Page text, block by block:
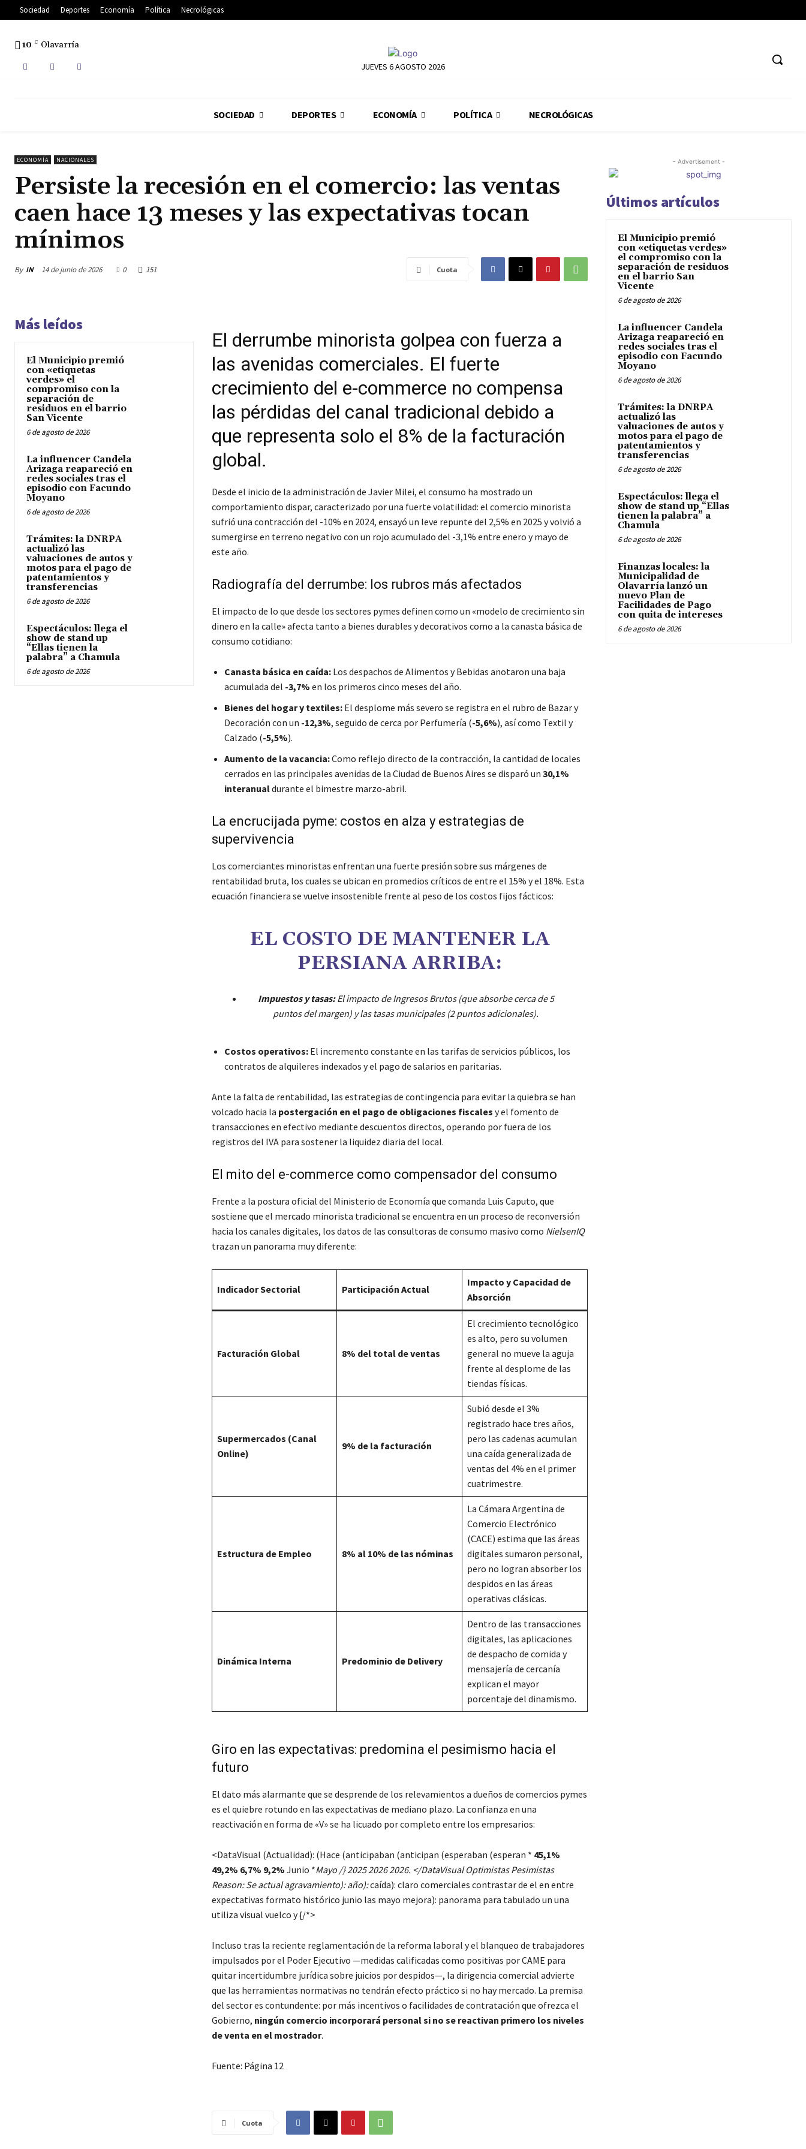
Sociedad Deportes Economía Política Necrológicas
10 C Olavarría
JUEVES 6 AGOSTO 2026
SOCIEDAD DEPORTES ECONOMÍA POLÍTICA NECROLÓGICAS
ECONOMÍA NACIONALES
Persiste la recesión en el comercio: las ventas
caen hace 13 meses y las expectativas tocan
mínimos
By IN 14 de junio de 2026 0 151 Cuota
Más leídos
El Municipio premió
con «etiquetas
verdes» el
compromiso con la
separación de
residuos en el barrio
San Vicente
6 de agosto de 2026
La influencer Candela
Arizaga reapareció en
redes sociales tras el
episodio con Facundo
Moyano
6 de agosto de 2026
Trámites: la DNRPA
actualizó las
valuaciones de autos y
motos para el pago de
patentamientos y
transferencias
6 de agosto de 2026
Espectáculos: llega el
show de stand up
“Ellas tienen la
palabra” a Chamula
6 de agosto de 2026
El derrumbe minorista golpea con fuerza a
las avenidas comerciales. El fuerte
crecimiento del e-commerce no compensa
las pérdidas del canal tradicional debido a
que representa solo el 8% de la facturación
global.
Desde el inicio de la administración de Javier Milei, el consumo ha mostrado un
comportamiento dispar, caracterizado por una fuerte volatilidad: el comercio minorista
sufrió una contracción del -10% en 2024, ensayó un leve repunte del 2,5% en 2025 y volvió a
sumergirse en terreno negativo con un rojo acumulado del -3,1% entre enero y mayo de
este año.
Radiografía del derrumbe: los rubros más afectados
El impacto de lo que desde los sectores pymes definen como un «modelo de crecimiento sin
dinero en la calle» afecta tanto a bienes durables y decorativos como a la canasta básica de
consumo cotidiano:
Canasta básica en caída:Los despachos de Alimentos y Bebidas anotaron una baja
acumulada del -3,7% en los primeros cinco meses del año.
Bienes del hogar y textiles:El desplome más severo se registra en el rubro de Bazar y
Decoración con un -12,3%, seguido de cerca por Perfumería (-5,6%), así como Textil y
Calzado (-5,5%).
Aumento de la vacancia:Como reflejo directo de la contracción, la cantidad de locales
cerrados en las principales avenidas de la Ciudad de Buenos Aires se disparó un 30,1%
interanualdurante el bimestre marzo-abril.
La encrucijada pyme: costos en alza y estrategias de
supervivencia
Los comerciantes minoristas enfrentan una fuerte presión sobre sus márgenes de
rentabilidad bruta, los cuales se ubican en promedios críticos de entre el 15% y el 18%. Esta
ecuación financiera se vuelve insostenible frente al peso de los costos fijos fácticos:
EL COSTO DE MANTENER LA
PERSIANA ARRIBA:
Impuestos y tasas:El impacto de Ingresos Brutos (que absorbe cerca de 5
puntos del margen) y las tasas municipales (2 puntos adicionales).
Costos operativos:El incremento constante en las tarifas de servicios públicos, los
contratos de alquileres indexados y el pago de salarios en paritarias.
Ante la falta de rentabilidad, las estrategias de contingencia para evitar la quiebra se han
volcado hacia la postergación en el pago de obligaciones fiscales y el fomento de
transacciones en efectivo mediante descuentos directos, operando por fuera de los
registros del IVA para sostener la liquidez diaria del local.
El mito del e-commerce como compensador del consumo
Frente a la postura oficial del Ministerio de Economía que comanda Luis Caputo, que
sostiene que el mercado minorista tradicional se encuentra en un proceso de reconversión
hacia los canales digitales, los datos de las consultoras de consumo masivo como NielsenIQ
trazan un panorama muy diferente:
Indicador Sectorial Participación Actual
Impacto y Capacidad de
Absorción
Facturación Global 8% del total de ventas
El crecimiento tecnológico
es alto, pero su volumen
general no mueve la aguja
frente al desplome de las
tiendas físicas.
Supermercados (Canal
Online)
9% de la facturación
Subió desde el 3%
registrado hace tres años,
pero las cadenas acumulan
una caída generalizada de
ventas del 4% en el primer
cuatrimestre.
Estructura de Empleo 8% al 10% de las nóminas
La Cámara Argentina de
Comercio Electrónico
(CACE) estima que las áreas
digitales sumaron personal,
pero no logran absorber los
despidos en las áreas
operativas clásicas.
Dinámica Interna Predominio de Delivery
Dentro de las transacciones
digitales, las aplicaciones
de despacho de comida y
mensajería de cercanía
explican el mayor
porcentaje del dinamismo.
Giro en las expectativas: predomina el pesimismo hacia el
futuro
El dato más alarmante que se desprende de los relevamientos a dueños de comercios pymes
es el quiebre rotundo en las expectativas de mediano plazo. La confianza en una
reactivación en forma de «V» se ha licuado por completo entre los empresarios:
<DataVisual (Actualidad): (Hace (anticipaban (anticipan (esperaban (esperan * 45,1%
49,2% 6,7% 9,2% Junio *Mayo /} 2025 2026 2026. </DataVisual Optimistas Pesimistas
Reason: Se actual agravamiento): año):caída): claro comerciales contrastar de el en entre
expectativas formato histórico junio las mayo mejora): panorama para tabulado un una
utiliza visual vuelco y {/*>
Incluso tras la reciente reglamentación de la reforma laboral y el blanqueo de trabajadores
impulsados por el Poder Ejecutivo —medidas calificadas como positivas por CAME para
quitar incertidumbre jurídica sobre juicios por despidos—, la dirigencia comercial advierte
que las herramientas normativas no tendrán efecto práctico si no hay mercado. La premisa
del sector es contundente: por más incentivos o facilidades de contratación que ofrezca el
Gobierno, ningún comercio incorporará personal si no se reactivan primero los niveles
de venta en el mostrador.
Fuente: Página 12
Cuota
- Advertisement -
Últimos artículos
El Municipio premió
con «etiquetas verdes»
el compromiso con la
separación de residuos
en el barrio San
Vicente
6 de agosto de 2026
La influencer Candela
Arizaga reapareció en
redes sociales tras el
episodio con Facundo
Moyano
6 de agosto de 2026
Trámites: la DNRPA
actualizó las
valuaciones de autos y
motos para el pago de
patentamientos y
transferencias
6 de agosto de 2026
Espectáculos: llega el
show de stand up “Ellas
tienen la palabra” a
Chamula
6 de agosto de 2026
Finanzas locales: la
Municipalidad de
Olavarría lanzó un
nuevo Plan de
Facilidades de Pago
con quita de intereses
6 de agosto de 2026